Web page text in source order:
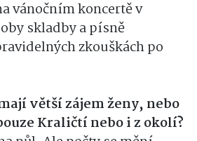
vánočním koncertě v
skladby a písně
zkouškách po
větší zájem ženy, nebo
Kraličtí nebo i z okolí?